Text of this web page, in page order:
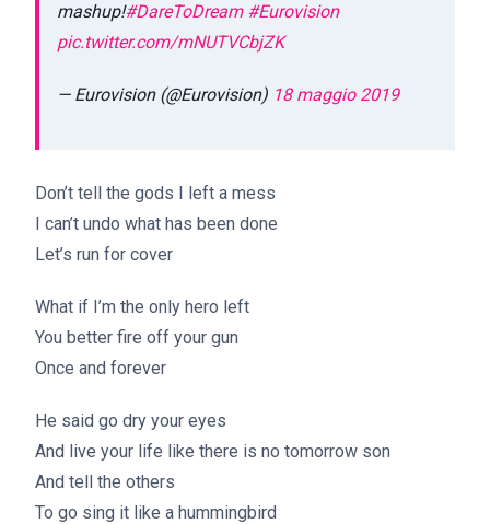
mashup!#DareToDream #Eurovision
pic.twitter.com/mNUTVCbjZK
— Eurovision (@Eurovision) 18 maggio 2019
Don’t tell the gods I left a mess
I can’t undo what has been done
Let’s run for cover
What if I’m the only hero left
You better fire off your gun
Once and forever
He said go dry your eyes
And live your life like there is no tomorrow son
And tell the others
To go sing it like a hummingbird